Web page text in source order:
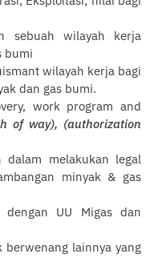
sebuah wilayah kerja
bumi
wilayah kerja bagi
dan gas bumi.
work program and
of way), (authorization
melakukan legal
minyak & gas
UU Migas dan
lainnya yang